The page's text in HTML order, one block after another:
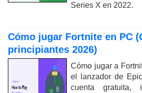
Series X en 2022.
Cómo jugar Fortnite en PC
principiantes 2026)
Cómo jugar a
el lanzador de
cuenta gratuita,